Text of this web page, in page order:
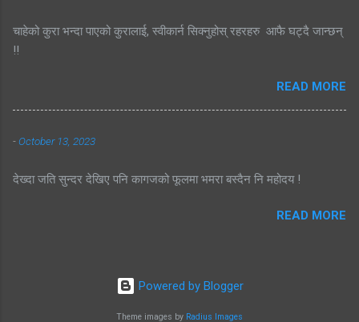
चाहेको कुरा भन्दा पाएको कुरालाई, स्वीकार्न सिक्नुहोस् रहरहरु आफै घट्दै जान्छन्
!!
READ MORE
-October 13, 2023
देख्दा जति सुन्दर देखिए पनि कागजको फूलमा भमरा बस्दैन नि महोदय !
READ MORE
Powered by Blogger
Theme images by Radius Images